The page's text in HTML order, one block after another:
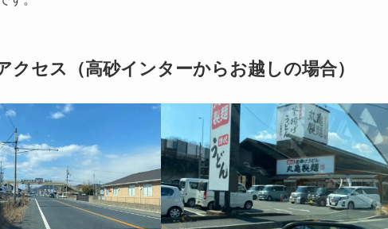
クセス（高砂インターからお越しの場合）